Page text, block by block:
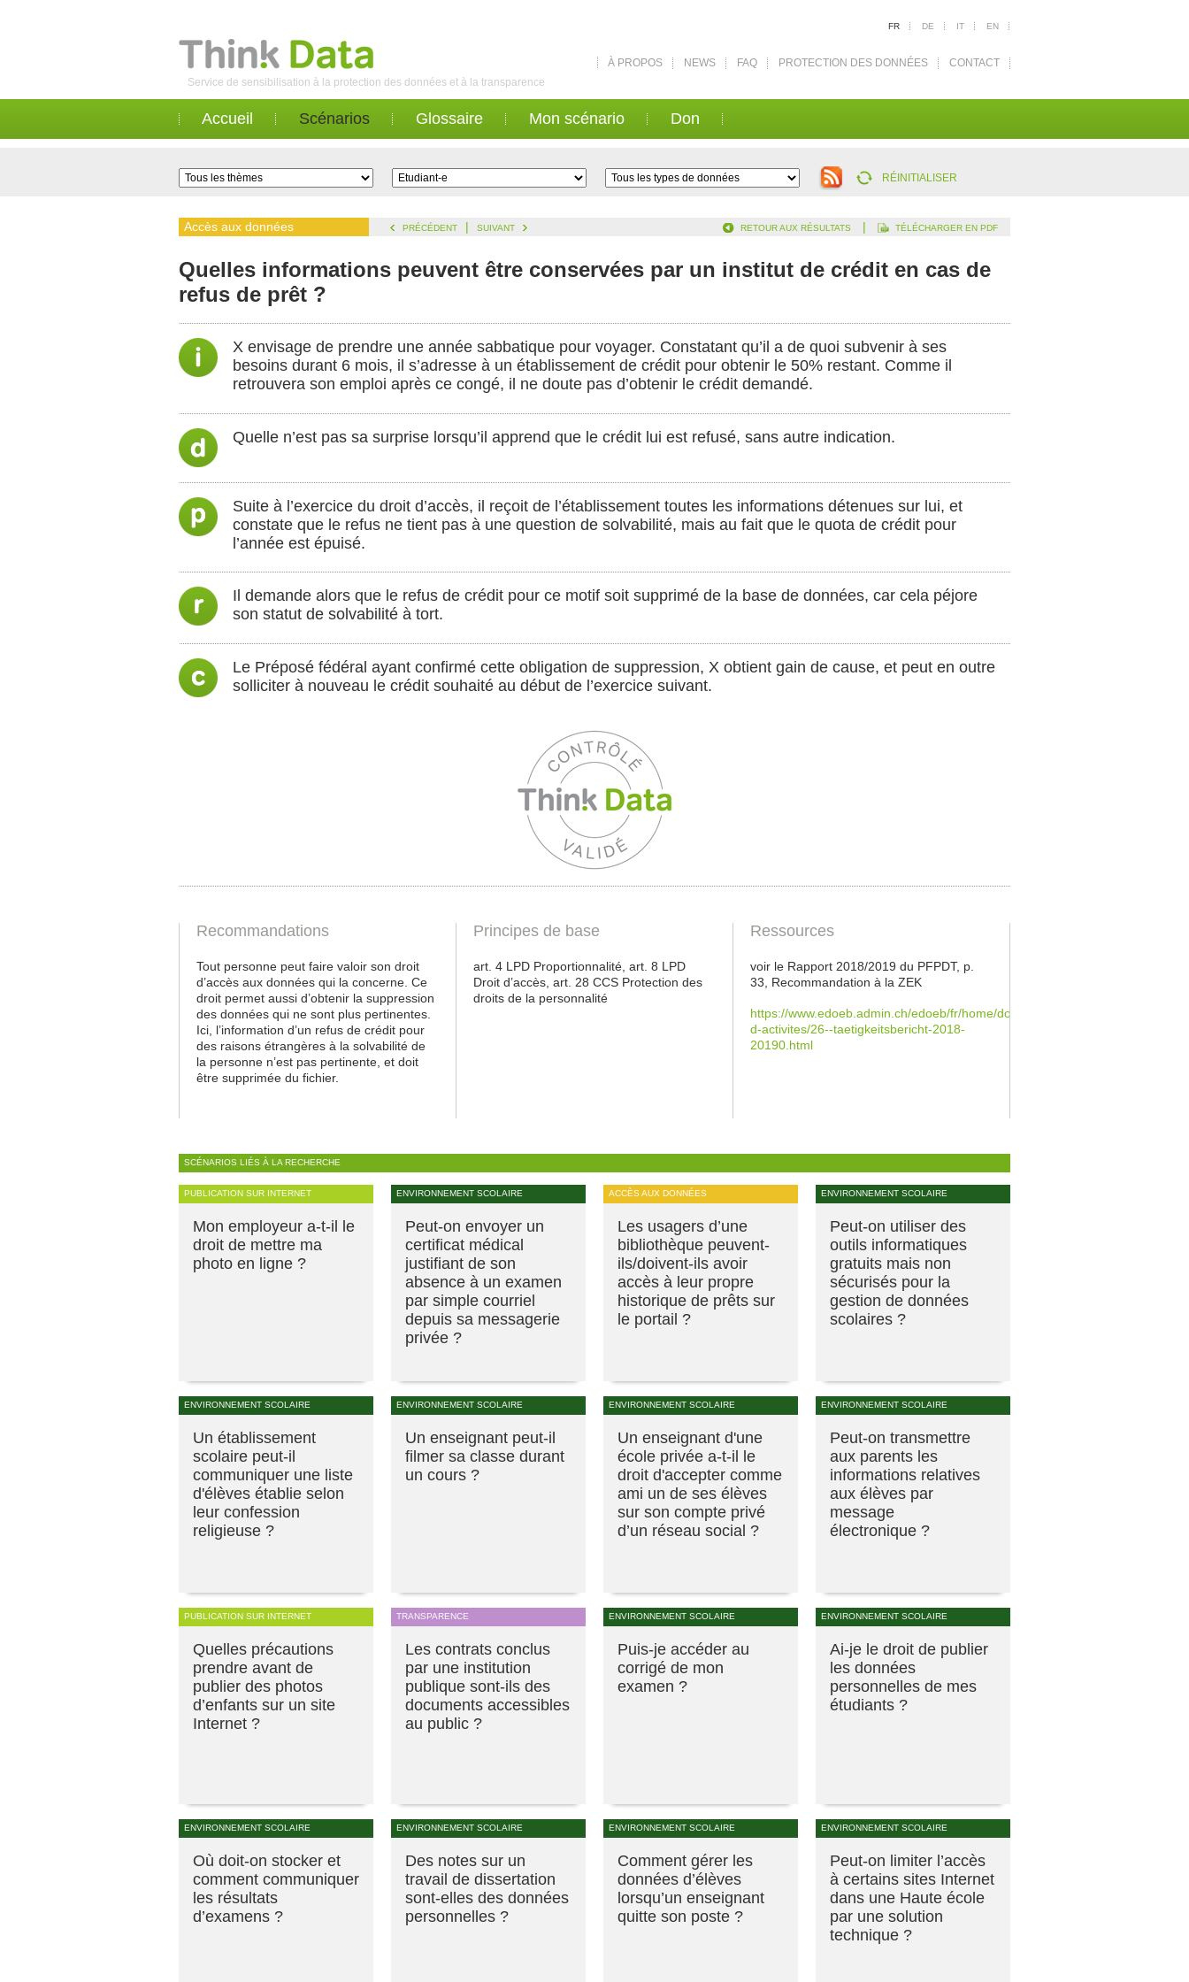
Service de sensibilisation à la protection des données et à la transparence
FR DE IT EN
À PROPOS NEWS FAQ PROTECTION DES DONNÉES CONTACT
Accueil Scénarios Glossaire Mon scénario Don
RÉINITIALISER
Accès aux données PRÉCÉDENT | SUIVANT RETOUR AUX RÉSULTATS | TÉLÉCHARGER EN PDF
Quelles informations peuvent être conservées par un institut de crédit en cas de
refus de prêt ?
X envisage de prendre une année sabbatique pour voyager. Constatant qu’il a de quoi subvenir à ses
besoins durant 6 mois, il s’adresse à un établissement de crédit pour obtenir le 50% restant. Comme il
retrouvera son emploi après ce congé, il ne doute pas d’obtenir le crédit demandé.
Quelle n’est pas sa surprise lorsqu’il apprend que le crédit lui est refusé, sans autre indication.
Suite à l’exercice du droit d’accès, il reçoit de l’établissement toutes les informations détenues sur lui, et
constate que le refus ne tient pas à une question de solvabilité, mais au fait que le quota de crédit pour
l’année est épuisé.
Il demande alors que le refus de crédit pour ce motif soit supprimé de la base de données, car cela péjore
son statut de solvabilité à tort.
Le Préposé fédéral ayant confirmé cette obligation de suppression, X obtient gain de cause, et peut en outre
solliciter à nouveau le crédit souhaité au début de l’exercice suivant.
Recommandations
Tout personne peut faire valoir son droit
d’accès aux données qui la concerne. Ce
droit permet aussi d’obtenir la suppression
des données qui ne sont plus pertinentes.
Ici, l’information d’un refus de crédit pour
des raisons étrangères à la solvabilité de
la personne n’est pas pertinente, et doit
être supprimée du fichier.
Principes de base
art. 4 LPD Proportionnalité, art. 8 LPD
Droit d’accès, art. 28 CCS Protection des
droits de la personnalité
Ressources
voir le Rapport 2018/2019 du PFPDT, p.
33, Recommandation à la ZEK
https://www.edoeb.admin.ch/edoeb/fr/home/documentation/rapports-
d-activites/26--taetigkeitsbericht-2018-
20190.html
SCÉNARIOS LIÉS À LA RECHERCHE
PUBLICATION SUR INTERNET
Mon employeur a-t-il le
droit de mettre ma
photo en ligne ?
ENVIRONNEMENT SCOLAIRE
Peut-on envoyer un
certificat médical
justifiant de son
absence à un examen
par simple courriel
depuis sa messagerie
privée ?
ACCÈS AUX DONNÉES
Les usagers d’une
bibliothèque peuvent-
ils/doivent-ils avoir
accès à leur propre
historique de prêts sur
le portail ?
ENVIRONNEMENT SCOLAIRE
Peut-on utiliser des
outils informatiques
gratuits mais non
sécurisés pour la
gestion de données
scolaires ?
ENVIRONNEMENT SCOLAIRE
Un établissement
scolaire peut-il
communiquer une liste
d'élèves établie selon
leur confession
religieuse ?
ENVIRONNEMENT SCOLAIRE
Un enseignant peut-il
filmer sa classe durant
un cours ?
ENVIRONNEMENT SCOLAIRE
Un enseignant d'une
école privée a-t-il le
droit d'accepter comme
ami un de ses élèves
sur son compte privé
d’un réseau social ?
ENVIRONNEMENT SCOLAIRE
Peut-on transmettre
aux parents les
informations relatives
aux élèves par
message
électronique ?
PUBLICATION SUR INTERNET
Quelles précautions
prendre avant de
publier des photos
d’enfants sur un site
Internet ?
TRANSPARENCE
Les contrats conclus
par une institution
publique sont-ils des
documents accessibles
au public ?
ENVIRONNEMENT SCOLAIRE
Puis-je accéder au
corrigé de mon
examen ?
ENVIRONNEMENT SCOLAIRE
Ai-je le droit de publier
les données
personnelles de mes
étudiants ?
ENVIRONNEMENT SCOLAIRE
Où doit-on stocker et
comment communiquer
les résultats
d’examens ?
ENVIRONNEMENT SCOLAIRE
Des notes sur un
travail de dissertation
sont-elles des données
personnelles ?
ENVIRONNEMENT SCOLAIRE
Comment gérer les
données d’élèves
lorsqu’un enseignant
quitte son poste ?
ENVIRONNEMENT SCOLAIRE
Peut-on limiter l’accès
à certains sites Internet
dans une Haute école
par une solution
technique ?